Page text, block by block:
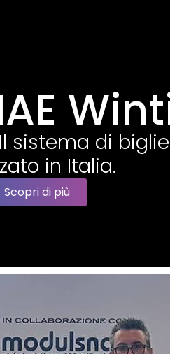
di
in Italia.
Scopri di più